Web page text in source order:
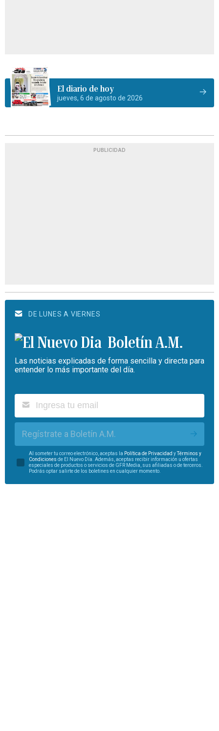
El diario de hoy
jueves, 6 de agosto de 2026
PUBLICIDAD
DE LUNES A VIERNES
Boletín A.M.
Las noticias explicadas de forma sencilla y directa para
entender lo más importante del día.
Regístrate a Boletín A.M.
Al someter tu correo electrónico, aceptas la Política de Privacidad yTérminos y
Condiciones de El Nuevo Día. Además, aceptas recibir información u ofertas
especiales de productos o servicios de GFR Media, sus afiliadas o de terceros.
Podrás optar salirte de los boletines en cualquier momento.